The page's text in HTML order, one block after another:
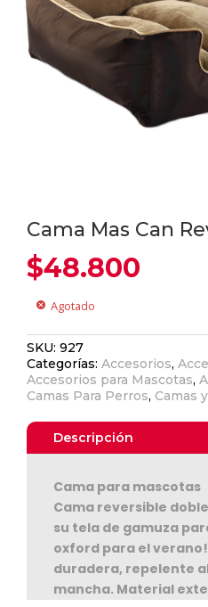
Cama Mas Can
$48.800
cancel Agotado
SKU:927
Categorías:Accesorios,
Accesorios para Mascotas,
Camas Para Perros, Camas
Descripción
Cama para mascotas
Cama reversible
su tela de gamuza
oxford para el
duradera, repelente
mancha. Material